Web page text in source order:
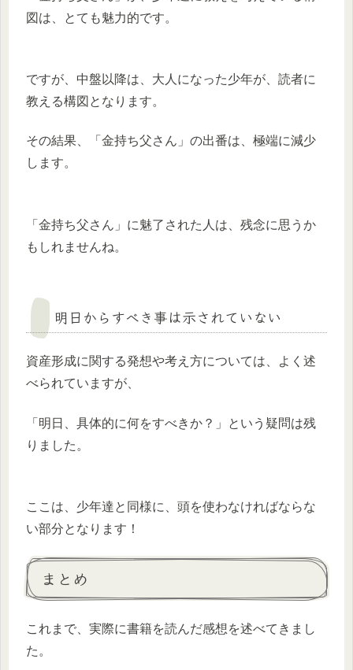
図は、とても魅力的です。
ですが、中盤以降は、大人になった少年が、読者に
教える構図となります。
その結果、「金持ち父さん」の出番は、極端に減少
します。
「金持ち父さん」に魅了された人は、残念に思うか
もしれませんね。
明日からすべき事は示されていない
資産形成に関する発想や考え方については、よく述
べられていますが、
「明日、具体的に何をすべきか？」という疑問は残
りました。
ここは、少年達と同様に、頭を使わなければならな
い部分となります！
まとめ
これまで、実際に書籍を読んだ感想を述べてきまし
た。